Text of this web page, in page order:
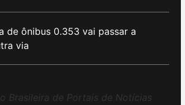
de ônibus 0.353 vai passar a
via
Brasileira de Portais de Notícias